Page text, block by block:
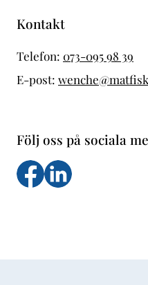
Kontakt
Telefon: 073-095 98 39
E-post:
Följ oss på sociala
Följ oss på facebook
Följs oss på